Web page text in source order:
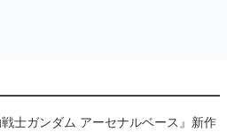
戦士ガンダム アーセナルベース』新作